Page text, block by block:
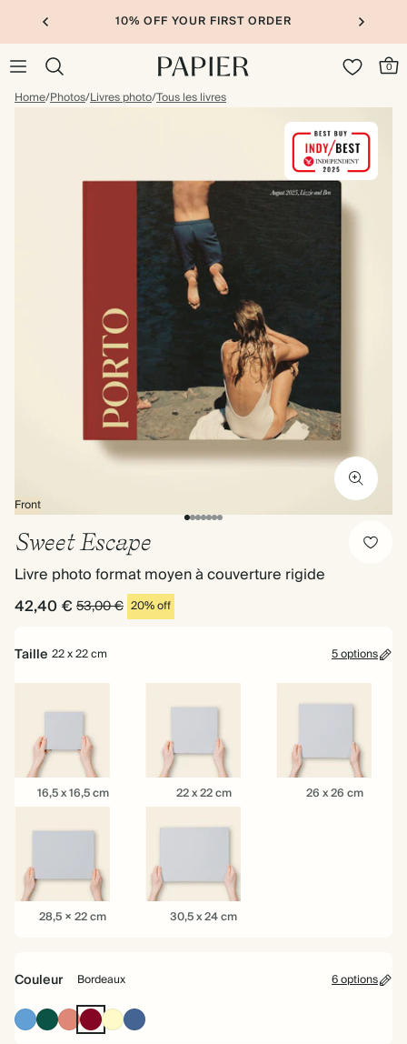
10% OFF YOUR FIRST ORDER
0
Home/Photos/Livres photo/Tous les livres
Front
Sweet Escape
Livre photo format moyen à couverture rigide
42,40 € 53,00 € 20% off
Taille 22 x 22 cm 5 options
16,5
x
cm
16,5 x 16,5 cm 22
x
cm
22 x 22 cm 26 26 x 26 cm
28,528,5 × 22 cm 30,530,5 x 24 cm
Couleur Bordeaux 6 options
Bleu
poussière
Vert
foncé
Terre
cuite
Bordeaux
Jaune
pâle
Bleu
poussière